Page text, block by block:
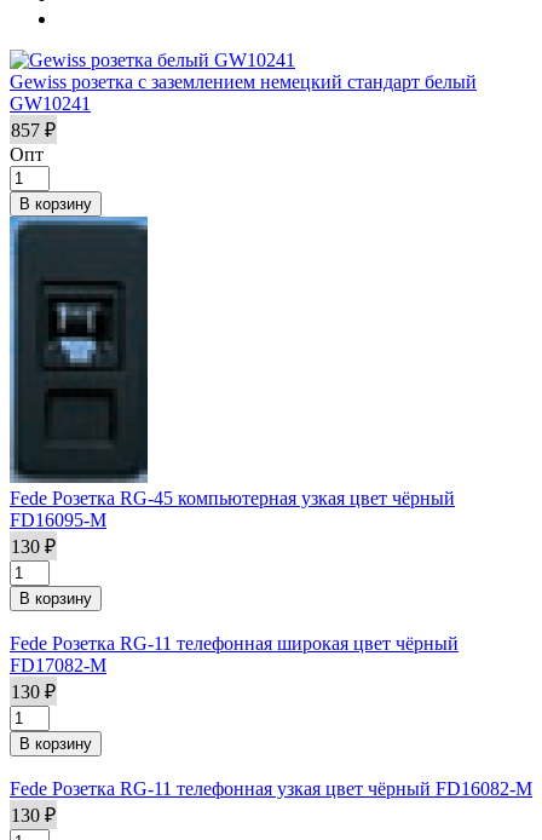
Gewiss розетка с заземлением немецкий стандарт белый
GW10241
857 ₽
Опт
Fede Розетка RG-45 компьютерная узкая цвет чёрный
FD16095-М
130 ₽
Fede Розетка RG-11 телефонная широкая цвет чёрный
FD17082-М
130 ₽
Fede Розетка RG-11 телефонная узкая цвет чёрный FD16082-М
130 ₽